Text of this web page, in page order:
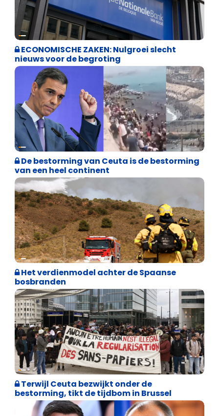
Binnenland politiek
ECONOMISCHE ZAKEN: Nulgroei slecht
nieuws voor de begroting
Asiel en Migratie
De bestorming van Ceuta is de bestorming
van een heel continent
Internationale politiek
Het verdienmodel achter de Spaanse
bosbranden
Asiel en Migratie
Terwijl Ceuta bezwijkt onder de
bestorming, tikt de tijdbom in Brussel